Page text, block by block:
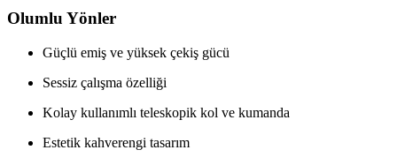
Olumlu Yönler
Güçlü emiş ve yüksek çekiş gücü
Sessiz çalışma özelliği
Kolay kullanımlı teleskopik kol ve kumanda
Estetik kahverengi tasarım